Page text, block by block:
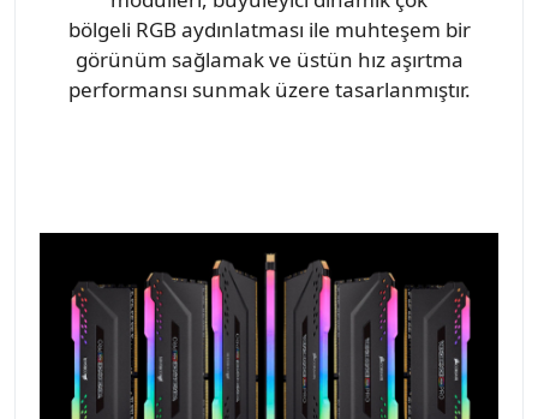
bölgeli RGB aydınlatması ile muhteşem bir
görünüm sağlamak ve üstün hız aşırtma
performansı sunmak üzere tasarlanmıştır.